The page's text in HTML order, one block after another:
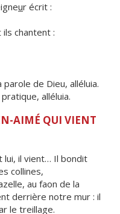
ur écrit :
chantent :
de Dieu, alléluia.
alléluia.
AIMÉ QUI VIENT
lui, il vient… Il bondit
collines,
au faon de la
derrière notre mur : il
le treillage.